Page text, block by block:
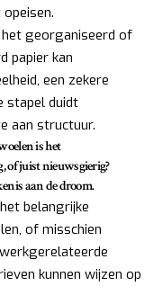
het georganiseerd of
papier kan
een zekere
stapel duidt
aan structuur.
is het
of juist nieuwsgierig?
aan de droom.
belangrijke
of misschien
kunnen wijzen op